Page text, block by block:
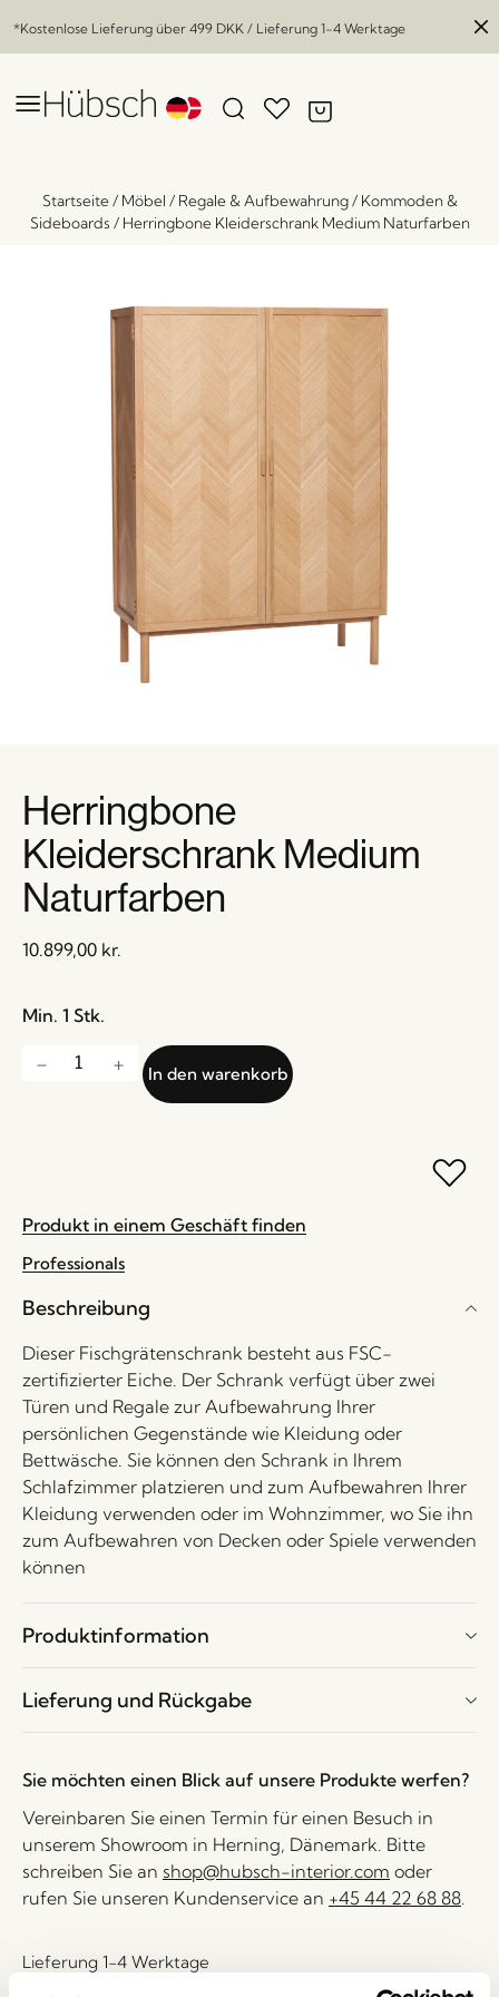
*Kostenlose Lieferung über 499 DKK / Lieferung 1-4 Werktage
Startseite/ Möbel / Regale & Aufbewahrung/ Kommoden &
Sideboards / Herringbone Kleiderschrank Medium Naturfarben
Herringbone
Kleiderschrank Medium
Naturfarben
10.899,00 kr.
Min. 1 Stk.
In den warenkorb
Produkt in einem Geschäft finden
Professionals
Beschreibung
Dieser Fischgrätenschrank besteht aus FSC-
zertifizierter Eiche. Der Schrank verfügt über zwei
Türen und Regale zur Aufbewahrung Ihrer
persönlichen Gegenstände wie Kleidung oder
Bettwäsche. Sie können den Schrank in Ihrem
Schlafzimmer platzieren und zum Aufbewahren Ihrer
Kleidung verwenden oder im Wohnzimmer, wo Sie ihn
zum Aufbewahren von Decken oder Spiele verwenden
können
Produktinformation
Lieferung und Rückgabe
Sie möchten einen Blick auf unsere Produkte werfen?
Vereinbaren Sie einen Termin für einen Besuch in
unserem Showroom in Herning, Dänemark. Bitte
schreiben Sie an shop@hubsch-interior.com oder
rufen Sie unseren Kundenservice an +45 44 22 68 88.
Lieferung 1-4 Werktage